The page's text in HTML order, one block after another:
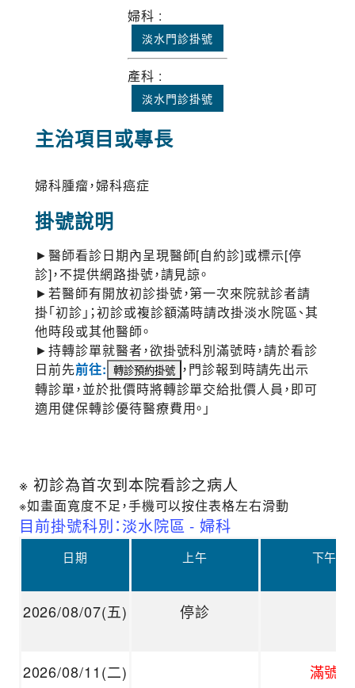
婦科 :
淡水門診掛號
產科 :
淡水門診掛號
主治項目或專長
婦科腫瘤，婦科癌症
掛號說明
►醫師看診日期內呈現醫師[自約診]或標示[停
診]，不提供網路掛號，請見諒。
►若醫師有開放初診掛號，第一次來院就診者請
掛「初診」；初診或複診額滿時請改掛淡水院區、其
他時段或其他醫師。
►持轉診單就醫者，欲掛號科別滿號時，請於看診
日前先前往:
，門診報到時請先出示
轉診單，並於批價時將轉診單交給批價人員，即可
適用健保轉診優待醫療費用。」
※ 初診為首次到本院看診之病人
※如畫面寬度不足，手機可以按住表格左右滑動
目前掛號科別：淡水院區 - 婦科
日期 上午 下午
2026/08/07(五) 停診
2026/08/11(二) 滿號